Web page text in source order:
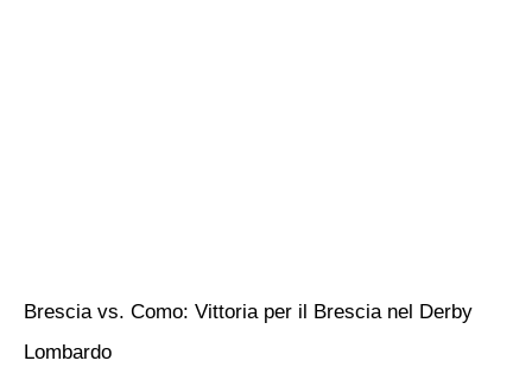
Brescia vs. Como: Vittoria per il Brescia nel Derby
Lombardo